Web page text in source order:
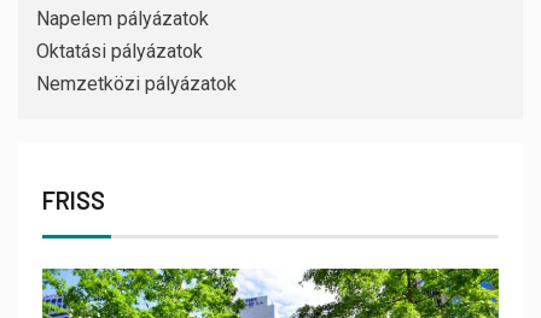
Napelem pályázatok
Oktatási pályázatok
Nemzetközi pályázatok
FRISS